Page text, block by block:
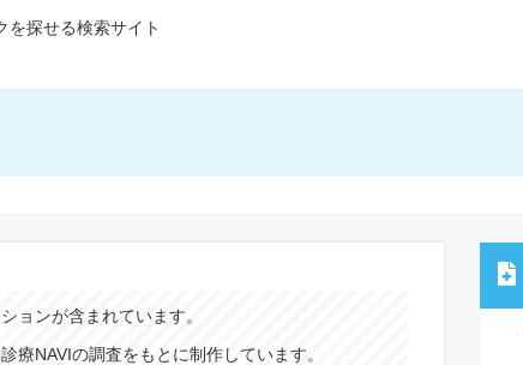
を探せる検索サイト
ョンが含まれています。
療NAVIの調査をもとに制作しています。